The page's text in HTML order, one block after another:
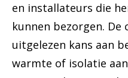
en installateurs die
kunnen bezorgen. De
uitgelezen kans aan
warmte of isolatie